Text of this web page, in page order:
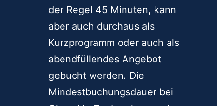
der Regel 45 Minuten, kann
aber auch durchaus als
Kurzprogramm oder auch als
abendfüllendes Angebot
gebucht werden. Die
Mindestbuchungsdauer bei